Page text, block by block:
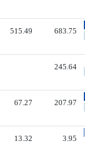
515.49 683.75
245.64
67.27 207.97
13.32 3.95